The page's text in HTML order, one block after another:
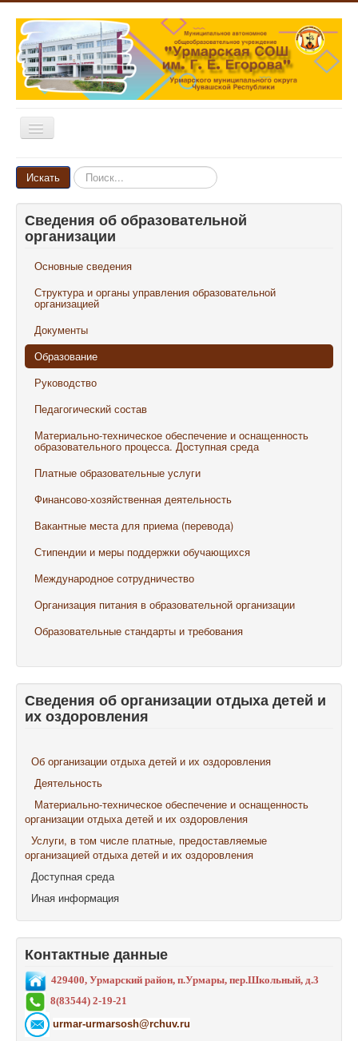
Включить/
выключить
Главная
Объявления
Родителям и ученикам
Педагогам и сотрудникам
Выпускникам
Наши достижения
Искать Искать...
Сведения об образовательной
организации
Основные сведения
Структура и органы управления образовательной
организацией
Документы
Образование
Руководство
Педагогический состав
Материально-техническое обеспечение и оснащенность
образовательного процесса. Доступная среда
Платные образовательные услуги
Финансово-хозяйственная деятельность
Вакантные места для приема (перевода)
Стипендии и меры поддержки обучающихся
Международное сотрудничество
Организация питания в образовательной организации
Образовательные стандарты и требования
Сведения об организации отдыха детей и
их оздоровления
Об организации отдыха детей и их оздоровления
Деятельность
Материально-техническое обеспечение и оснащенность
организации отдыха детей и их оздоровления
Услуги, в том числе платные, предоставляемые
организацией отдыха детей и их оздоровления
Доступная среда
Иная информация
Контактные данные
429400, Урмарский район, п.Урмары, пер.Школьный, д.3
8(83544) 2-19-21
urmar-urmarsosh@rchuv.ru